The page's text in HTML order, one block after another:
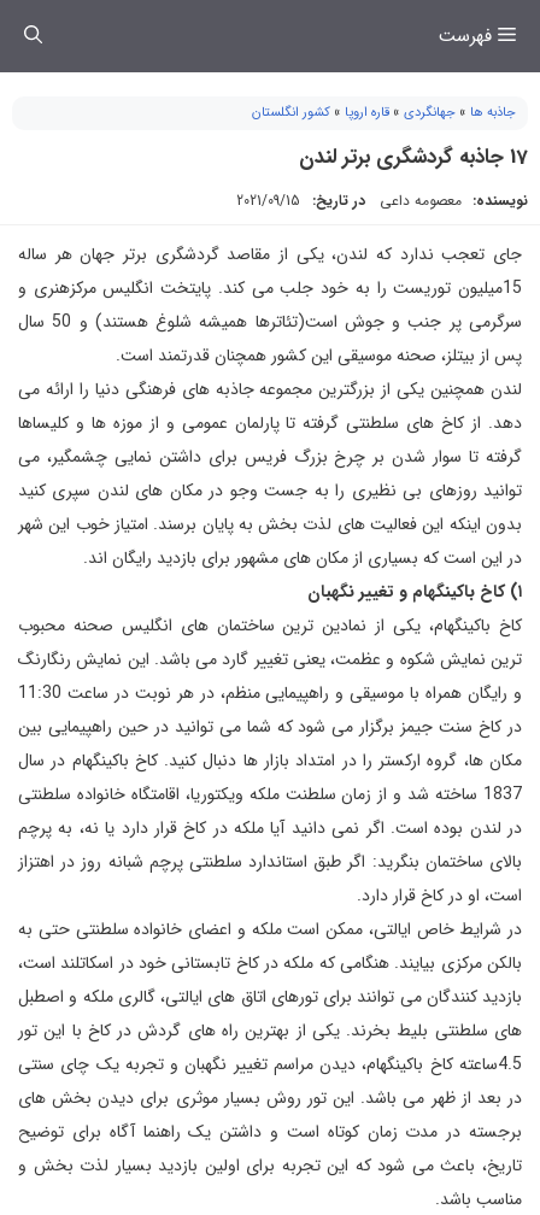
فهرست
جاذبه ها » جهانگردی » قاره اروپا » کشور انگلستان
17 جاذبه گردشگری برتر لندن
نویسنده: معصومه داعی در تاریخ: 2021/09/15
جای تعجب ندارد که لندن، یکی از مقاصد گردشگری برتر جهان هر ساله
15میلیون توریست را به خود جلب می کند. پایتخت انگلیس مرکزهنری و
سرگرمی پر جنب و جوش است(تئاترها همیشه شلوغ هستند) و 50 سال
پس از بیتلز، صحنه موسیقی این کشور همچنان قدرتمند است.
لندن همچنین یکی از بزرگترین مجموعه جاذبه های فرهنگی دنیا را ارائه می
دهد. از کاخ های سلطنتی گرفته تا پارلمان عمومی و از موزه ها و کلیساها
گرفته تا سوار شدن بر چرخ بزرگ فریس برای داشتن نمایی چشمگیر، می
توانید روزهای بی نظیری را به جست وجو در مکان های لندن سپری کنید
بدون اینکه این فعالیت های لذت بخش به پایان برسند. امتیاز خوب این شهر
در این است که بسیاری از مکان های مشهور برای بازدید رایگان اند.
۱) کاخ باکینگهام و تغییر نگهبان
کاخ باکینگهام، یکی از نمادین ترین ساختمان های انگلیس صحنه محبوب
ترین نمایش شکوه و عظمت، یعنی تغییر گارد می باشد. این نمایش رنگارنگ
و رایگان همراه با موسیقی و راهپیمایی منظم، در هر نوبت در ساعت 11:30
در کاخ سنت جیمز برگزار می شود که شما می توانید در حین راهپیمایی بین
مکان ها، گروه ارکستر را در امتداد بازار ها دنبال کنید. کاخ باکینگهام در سال
1837 ساخته شد و از زمان سلطنت ملکه ویکتوریا، اقامتگاه خانواده سلطنتی
در لندن بوده است. اگر نمی دانید آیا ملکه در کاخ قرار دارد یا نه، به پرچم
بالای ساختمان بنگرید: اگر طبق استاندارد سلطنتی پرچم شبانه روز در اهتزاز
است، او در کاخ قرار دارد.
در شرایط خاص ایالتی، ممکن است ملکه و اعضای خانواده سلطنتی حتی به
بالکن مرکزی بیایند. هنگامی که ملکه در کاخ تابستانی خود در اسکاتلند است،
بازدید کنندگان می توانند برای تورهای اتاق های ایالتی، گالری ملکه و اصطبل
های سلطنتی بلیط بخرند. یکی از بهترین راه های گردش در کاخ با این تور
4.5ساعته کاخ باکینگهام، دیدن مراسم تغییر نگهبان و تجربه یک چای سنتی
در بعد از ظهر می باشد. این تور روش بسیار موثری برای دیدن بخش های
برجسته در مدت زمان کوتاه است و داشتن یک راهنما آگاه برای توضیح
تاریخ، باعث می شود که این تجربه برای اولین بازدید بسیار لذت بخش و
مناسب باشد.